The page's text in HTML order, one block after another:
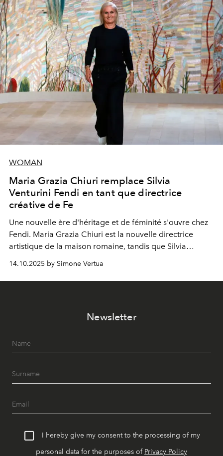
WOMAN
Maria Grazia Chiuri remplace Silvia
Venturini Fendi en tant que directrice
créative de Fe
Une nouvelle ère d'héritage et de féminité s'ouvre chez
Fendi. Maria Grazia Chiuri est la nouvelle directrice
artistique de la maison romaine, tandis que Silvia
14.10.2025 by Simone Vertua
Newsletter
I hereby give my consent to the processing of my
personal data for the purposes of Privacy Policy